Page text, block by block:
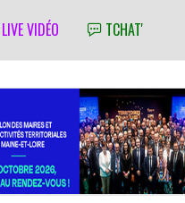
LIVE VIDÉO TCHAT'